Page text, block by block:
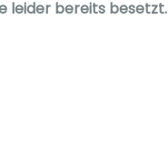
leider bereits besetzt.